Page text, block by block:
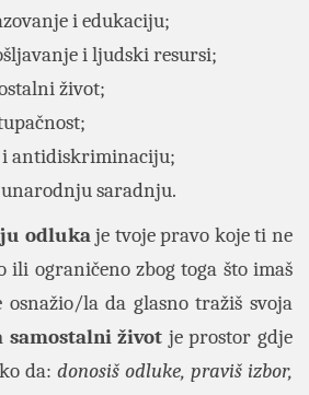
i edukaciju;
i ljudski resursi;
život;
antidiskriminaciju;
saradnju.
odlukaje tvoje pravo koje ti ne
ili ograničeno zbog toga što imaš
la da glasno tražiš svoja
samostalni život je prostor gdje
da: donosiš odluke, praviš izbor,